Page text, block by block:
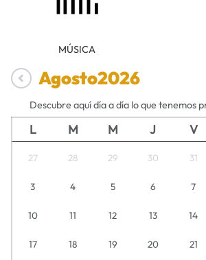
MÚSICA
Agosto2026
Descubre aquí día a día lo que tenemos
L M M J V
27 28 29 30 31
3 4 5 6 7
10 11 12 13 14
17 18 19 20 21